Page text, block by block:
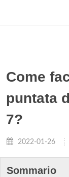
Come
puntata
7?
2022-01-26
Sommario